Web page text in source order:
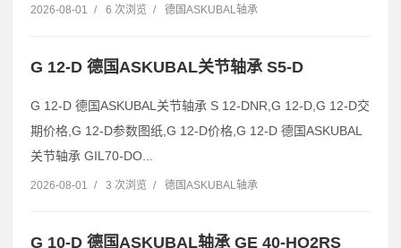
2026-08-01 / 6 次浏览 / 德国ASKUBAL轴承
G 12-D 德国ASKUBAL关节轴承 S5-D
G 12-D 德国ASKUBAL关节轴承 S 12-DNR,G 12-D,G 12-D交
期价格,G 12-D参数图纸,G 12-D价格,G 12-D 德国ASKUBAL
关节轴承 GIL70-DO...
2026-08-01 / 3 次浏览 / 德国ASKUBAL轴承
G 10-D 德国ASKUBAL轴承 GE 40-HO2RS